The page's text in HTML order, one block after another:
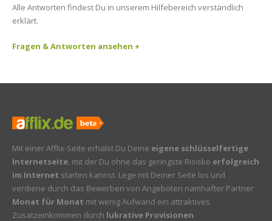
Alle Antworten findest Du in unserem Hilfebereich verständlich
erklärt.
Fragen & Antworten ansehen +
Mit einer Afflix-Seite erhälst Du Deine eigene schlüsselfertige
Internetseite, mit der Du ohne das geringste Risisko erfolgreich
im Internet starten kannst. Lege mit Deiner Seite los und
verdiene durch das Bewerben von Angeboten namhafter Partner
Monat für Monat mit wenig Aufwand ein attraktives
Zusatzeinkommen durch lukrative Provisionen.